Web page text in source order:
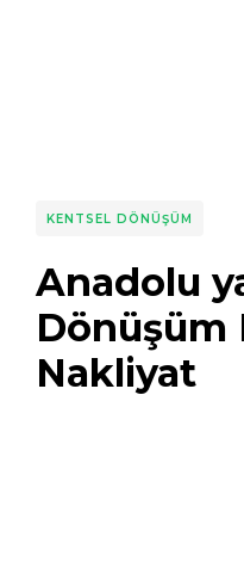
KENTSEL DÖNÜŞÜM
Anadolu
Dönüşüm
Nakliyat